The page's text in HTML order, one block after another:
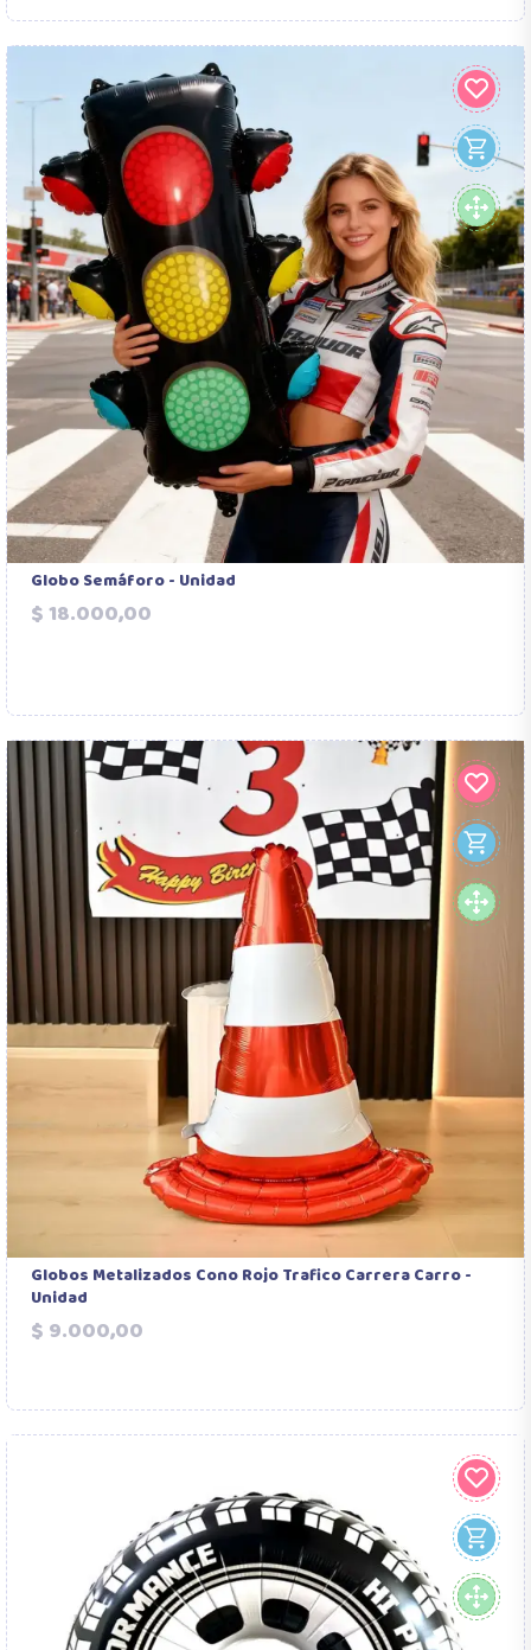
Globo Semáforo - Unidad
$ 18.000,00
Globos Metalizados Cono Rojo Trafico Carrera Carro -
Unidad
$ 9.000,00